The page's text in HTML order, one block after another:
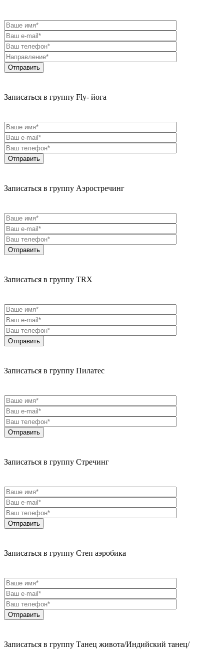
Записаться в группу Fly- йога
Записаться в группу Аэростречинг
Записаться в группу TRX
Записаться в группу Пилатес
Записаться в группу Стречинг
Записаться в группу Степ аэробика
Записаться в группу Танец живота/Индийский танец/